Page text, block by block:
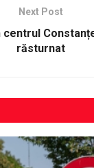
Next Post
răsturnat